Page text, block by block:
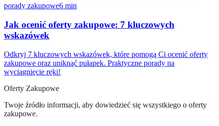
porady zakupowe6 min
Jak ocenić oferty zakupowe: 7 kluczowych
wskazówek
Odkryj 7 kluczowych wskazówek, które pomogą Ci ocenić oferty
zakupowe oraz uniknąć pułapek. Praktyczne porady na
wyciągnięcie ręki!
Oferty Zakupowe
Twoje źródło informacji, aby dowiedzieć się wszystkiego o oferty
zakupowe.